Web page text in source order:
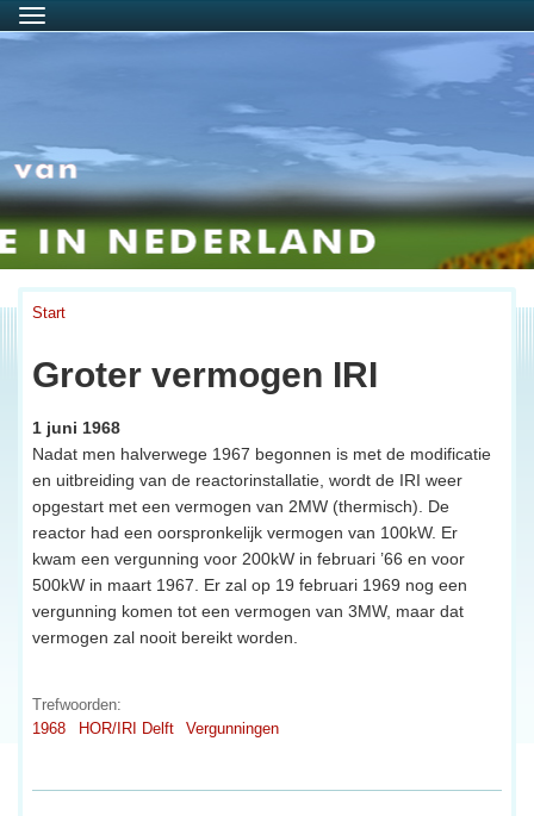
Menu
Start
Groter vermogen IRI
1 juni 1968
Nadat men halverwege 1967 begonnen is met de modificatie
en uitbreiding van de reactorinstallatie, wordt de IRI weer
opgestart met een vermogen van 2MW (thermisch). De
reactor had een oorspronkelijk vermogen van 100kW. Er
kwam een vergunning voor 200kW in februari ’66 en voor
500kW in maart 1967. Er zal op 19 februari 1969 nog een
vergunning komen tot een vermogen van 3MW, maar dat
vermogen zal nooit bereikt worden.
Trefwoorden:
1968
HOR/IRI Delft Vergunningen